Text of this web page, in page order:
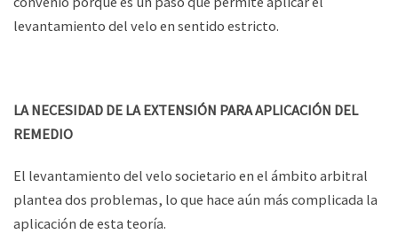
levantamiento del velo en sentido estricto.
LA NECESIDAD DE LA EXTENSIÓN PARA APLICACIÓN DEL
REMEDIO
El levantamiento del velo societario en el ámbito arbitral
plantea dos problemas, lo que hace aún más complicada la
aplicación de esta teoría.